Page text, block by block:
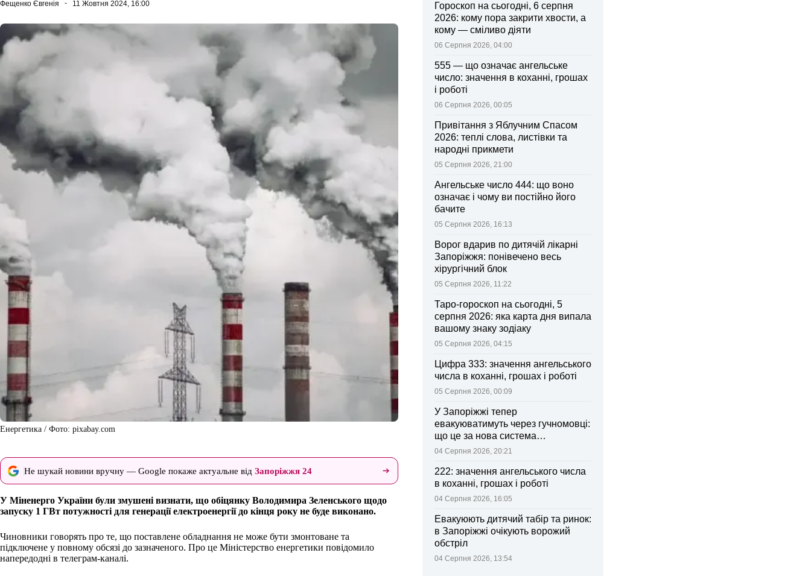
Фещенко Євгенія 11 Жовтня 2024, 16:00
Енергетика / Фото: pixabay.com
Не шукай новини вручну — Google покаже актуальне від Запоріжжя 24
У Міненерго України були змушені визнати, що обіцянку Володимира Зеленського щодо
запуску 1 ГВт потужності для генерації електроенергії до кінця року не буде виконано.
Чиновники говорять про те, що поставлене обладнання не може бути змонтоване та
підключене у повному обсязі до зазначеного. Про це Міністерство енергетики повідомило
напередодні в телеграм-каналі.
Гороскоп на сьогодні, 6 серпня
2026: кому пора закрити хвости, а
кому — сміливо діяти
06 Серпня 2026, 04:00
555 — що означає ангельське
число: значення в коханні, грошах
і роботі
06 Серпня 2026, 00:05
Привітання з Яблучним Спасом
2026: теплі слова, листівки та
народні прикмети
05 Серпня 2026, 21:00
Ангельське число 444: що воно
означає і чому ви постійно його
бачите
05 Серпня 2026, 16:13
Ворог вдарив по дитячій лікарні
Запоріжжя: понівечено весь
хірургічний блок
05 Серпня 2026, 11:22
Таро-гороскоп на сьогодні, 5
серпня 2026: яка карта дня випала
вашому знаку зодіаку
05 Серпня 2026, 04:15
Цифра 333: значення ангельського
числа в коханні, грошах і роботі
05 Серпня 2026, 00:09
У Запоріжжі тепер
евакуюватимуть через гучномовці:
що це за нова система
оповіщення
04 Серпня 2026, 20:21
222: значення ангельського числа
в коханні, грошах і роботі
04 Серпня 2026, 16:05
Евакуюють дитячий табір та ринок:
в Запоріжжі очікують ворожий
обстріл
04 Серпня 2026, 13:54